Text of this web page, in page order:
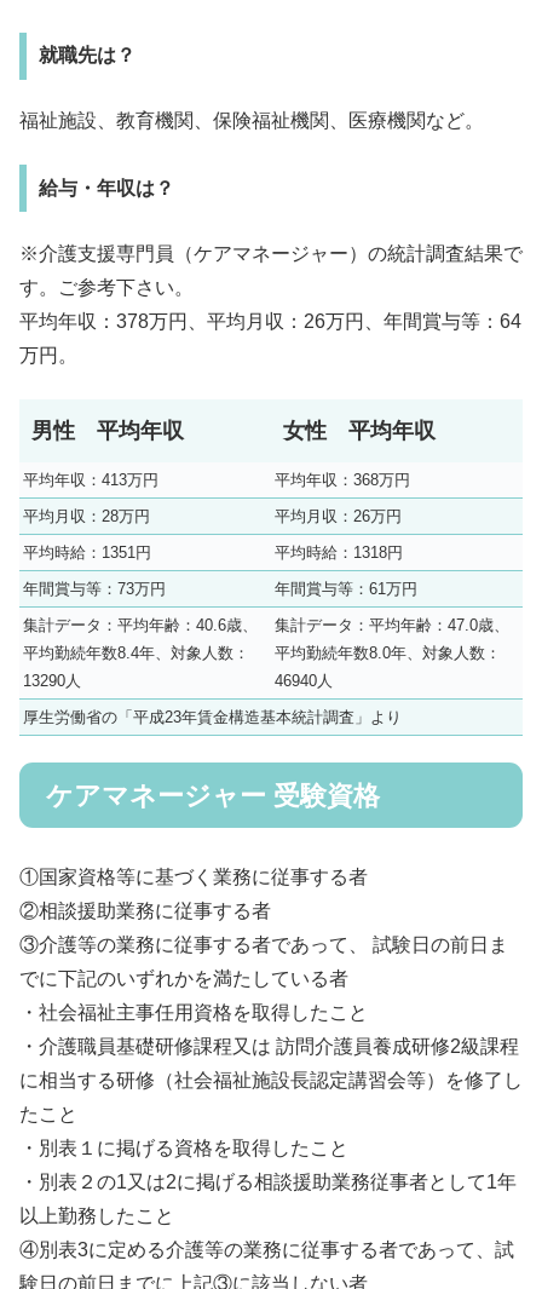
就職先は？
福祉施設、教育機関、保険福祉機関、医療機関など。
給与・年収は？
※介護支援専門員（ケアマネージャー）の統計調査結果で
す。ご参考下さい。
平均年収：378万円、平均月収：26万円、年間賞与等：64
万円。
男性 平均年収 女性 平均年収
平均年収：413万円
平均年収：368万円
平均月収：28万円
平均月収：26万円
平均時給：1351円
平均時給：1318円
年間賞与等：73万円
年間賞与等：61万円
集計データ：平均年齢：40.6歳、
平均勤続年数8.4年、対象人数：
13290人
集計データ：平均年齢：47.0歳、
平均勤続年数8.0年、対象人数：
46940人
厚生労働省の「平成23年賃金構造基本統計調査」より
ケアマネージャー 受験資格
①国家資格等に基づく業務に従事する者
②相談援助業務に従事する者
③介護等の業務に従事する者であって、 試験日の前日ま
でに下記のいずれかを満たしている者
・社会福祉主事任用資格を取得したこと
・介護職員基礎研修課程又は 訪問介護員養成研修2級課程
に相当する研修（社会福祉施設長認定講習会等）を修了し
たこと
・別表１に掲げる資格を取得したこと
・別表２の1又は2に掲げる相談援助業務従事者として1年
以上勤務したこと
④別表3に定める介護等の業務に従事する者であって、試
験日の前日までに上記③に該当しない者